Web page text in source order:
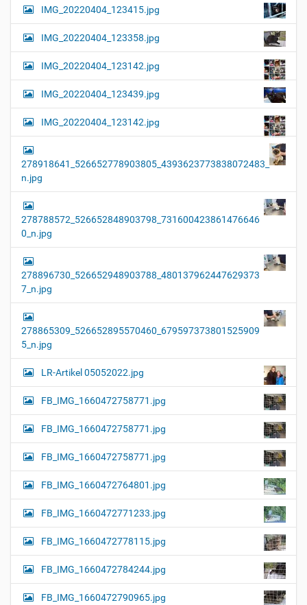
IMG_20220404_123415.jpg
IMG_20220404_123358.jpg
IMG_20220404_123142.jpg
IMG_20220404_123439.jpg
IMG_20220404_123142.jpg
278918641_526652778903805_4393623773838072483_
n.jpg
278788572_526652848903798_731600423861476646
0_n.jpg
278896730_526652948903788_480137962447629373
7_n.jpg
278865309_526652895570460_679597373801525909
5_n.jpg
LR-Artikel 05052022.jpg
FB_IMG_1660472758771.jpg
FB_IMG_1660472758771.jpg
FB_IMG_1660472758771.jpg
FB_IMG_1660472764801.jpg
FB_IMG_1660472771233.jpg
FB_IMG_1660472778115.jpg
FB_IMG_1660472784244.jpg
FB_IMG_1660472790965.jpg